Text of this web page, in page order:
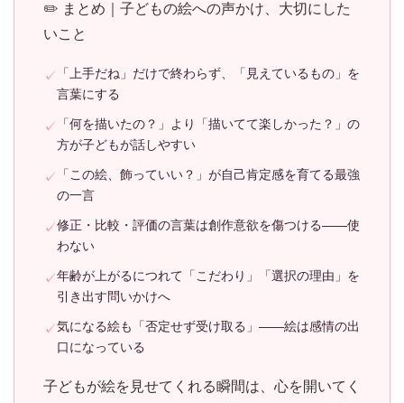
✏️ まとめ｜子どもの絵への声かけ、大切にした
いこと
「上手だね」だけで終わらず、「見えているもの」を
言葉にする
「何を描いたの？」より「描いてて楽しかった？」の
方が子どもが話しやすい
「この絵、飾っていい？」が自己肯定感を育てる最強
の一言
修正・比較・評価の言葉は創作意欲を傷つける——使
わない
年齢が上がるにつれて「こだわり」「選択の理由」を
引き出す問いかけへ
気になる絵も「否定せず受け取る」——絵は感情の出
口になっている
子どもが絵を見せてくれる瞬間は、心を開いてく